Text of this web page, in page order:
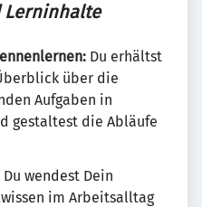
Lerninhalte
Du erhältst
über die
Aufgaben in
gestaltest die Abläufe
Du wendest Dein
im Arbeitsalltag